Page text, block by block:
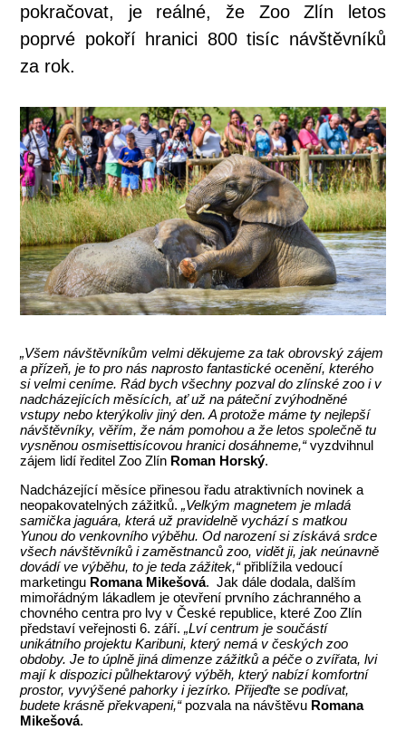
pokračovat, je reálné, že Zoo Zlín letos
poprvé pokoří hranici 800 tisíc návštěvníků
za rok.
„Všem návštěvníkům velmi děkujeme za tak obrovský zájem
a přízeň, je to pro nás naprosto fantastické ocenění, kterého
si velmi ceníme. Rád bych všechny pozval do zlínské zoo i v
nadcházejících měsících, ať už na páteční zvýhodněné
vstupy nebo kterýkoliv jiný den. A protože máme ty nejlepší
návštěvníky, věřím, že nám pomohou a že letos společně tu
vysněnou osmisettisícovou hranici dosáhneme,“vyzdvihnul
zájem lidí ředitel Zoo Zlín Roman Horský.
Nadcházející měsíce přinesou řadu atraktivních novinek a
neopakovatelných zážitků.„Velkým magnetem je mladá
samička jaguára, která už pravidelně vychází s matkou
Yunou do venkovního výběhu. Od narození si získává srdce
všech návštěvníků i zaměstnanců zoo, vidět ji, jak neúnavně
dovádí ve výběhu, to je teda zážitek,“přiblížila vedoucí
marketingu Romana Mikešová. Jak dále dodala, dalším
mimořádným lákadlem je otevření prvního záchranného a
chovného centra pro lvy v České republice, které Zoo Zlín
představí veřejnosti 6. září.„Lví centrum je součástí
unikátního projektu Karibuni, který nemá v českých zoo
obdoby. Je to úplně jiná dimenze zážitků a péče o zvířata, lvi
mají k dispozici půlhektarový výběh, který nabízí komfortní
prostor, vyvýšené pahorky i jezírko. Přijeďte se podívat,
budete krásně překvapeni,“pozvala na návštěvu Romana
Mikešová.